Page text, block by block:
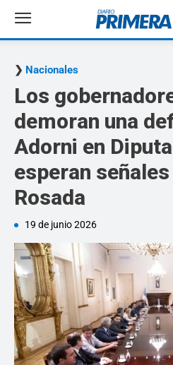
Nacionales
Los
demoran una
Adorni en
esperan
Rosada
19 de junio 2026